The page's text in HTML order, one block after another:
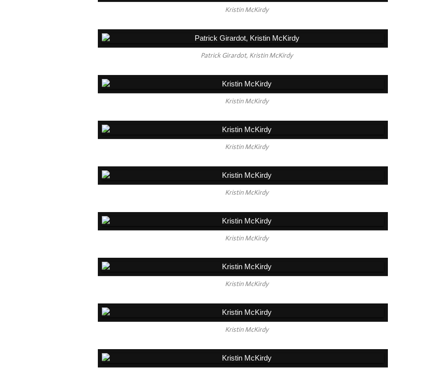
Kristin McKirdy
Patrick Girardot, Kristin McKirdy
Kristin McKirdy
Kristin McKirdy
Kristin McKirdy
Kristin McKirdy
Kristin McKirdy
Kristin McKirdy